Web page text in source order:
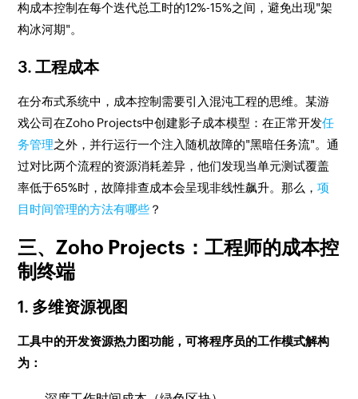
构成本控制在每个迭代总工时的12%-15%之间，避免出现"架
构冰河期"。
3. 工程成本
在分布式系统中，成本控制需要引入混沌工程的思维。某游
戏公司在Zoho Projects中创建影子成本模型：在正常开发任
务管理之外，并行运行一个注入随机故障的"黑暗任务流"。通
过对比两个流程的资源消耗差异，他们发现当单元测试覆盖
率低于65%时，故障排查成本会呈现非线性飙升。那么，项
目时间管理的方法有哪些 ？
三、Zoho Projects：工程师的成本控
制终端
1. 多维资源视图
工具中的开发资源热力图功能，可将程序员的工作模式解构
为：